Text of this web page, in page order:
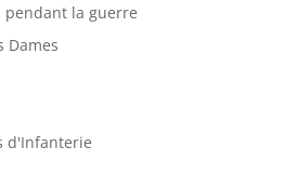
pendant la guerre
Dames
d'Infanterie